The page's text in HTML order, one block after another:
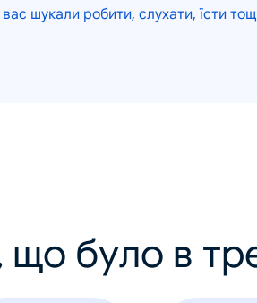
шукали робити, слухати, їсти
що було в